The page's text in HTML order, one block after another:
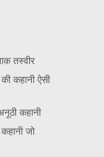
तस्वीर
कहानी ऐसी
कहानी
जो